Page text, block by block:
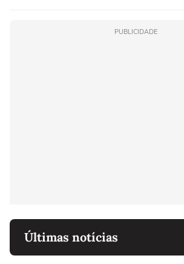
PUBLICIDADE
Últimas notícias